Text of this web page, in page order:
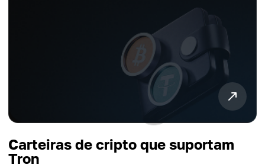
Carteiras de cripto que suportam
Tron